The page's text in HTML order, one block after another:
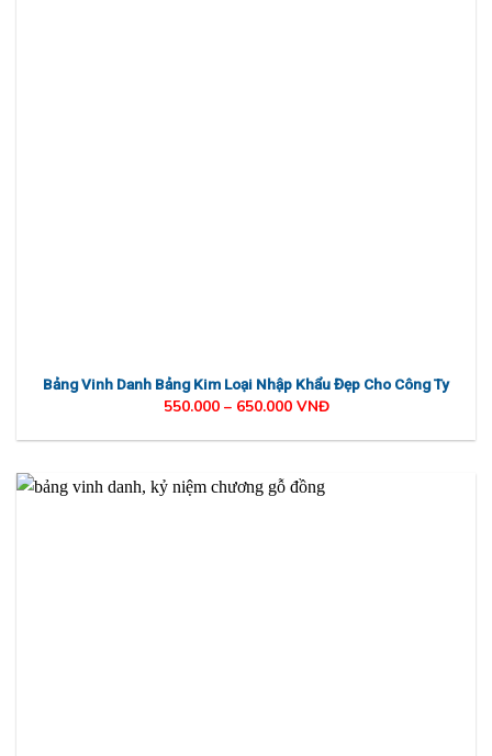
Bảng Vinh Danh Bảng Kim Loại Nhập Khẩu Đẹp Cho Công Ty
550.000 – 650.000 VNĐ